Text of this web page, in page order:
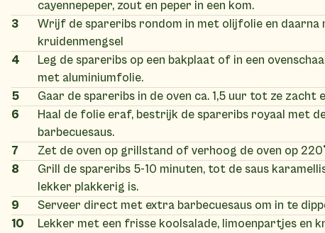
cayennepeper, zout en peper in een kom.
3
Wrijf de spareribs rondom in met olijfolie en daarna
kruidenmengsel
4
Leg de spareribs op een bakplaat of in een
met aluminiumfolie.
5
Gaar de spareribs in de oven ca. 1,5 uur tot ze zacht
6
Haal de folie eraf, bestrijk de spareribs royaal met
barbecuesaus.
7
Zet de oven op grillstand of verhoog de oven op
8
Grill de spareribs 5-10 minuten, tot de saus
lekker plakkerig is.
9
Serveer direct met extra barbecuesaus om in te
10
Lekker met een frisse koolsalade, limoenpartjes en